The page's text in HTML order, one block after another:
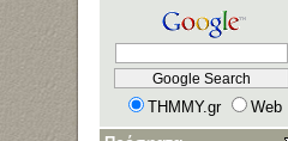
THMMY.gr
Web